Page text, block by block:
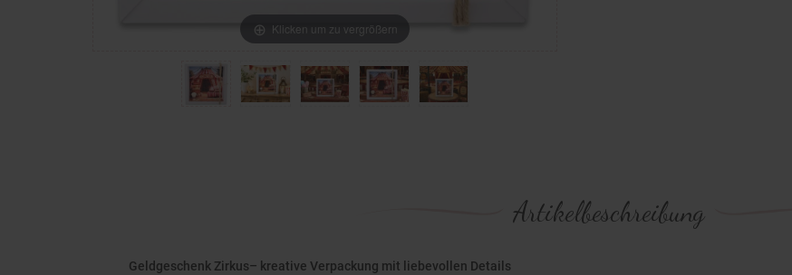
Klicken um zu vergrößern
Artikelbeschreibung
Geldgeschenk Zirkus– kreative Verpackung mit liebevollen Details